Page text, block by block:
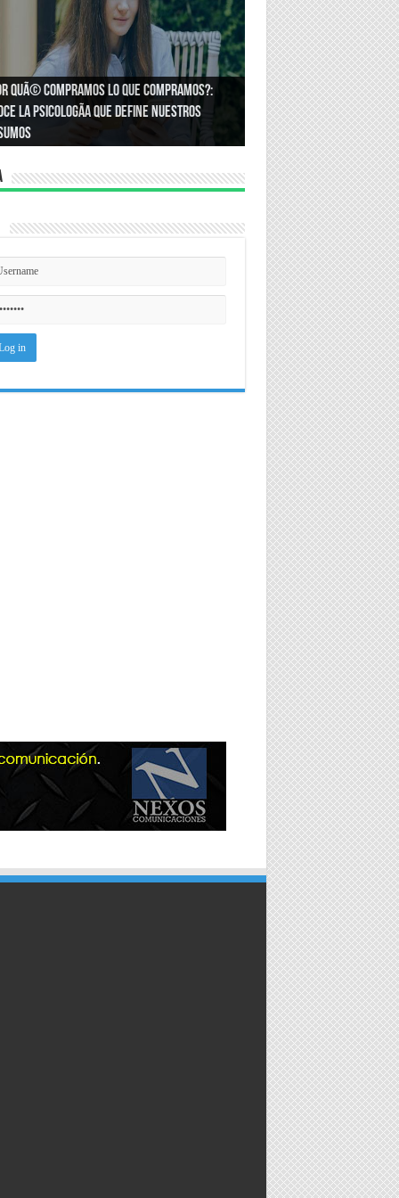
podemos asegurar un espacio de
en el trabajo?
quÃ© compramos lo que compramos?:
la psicologÃ­a que define nuestros